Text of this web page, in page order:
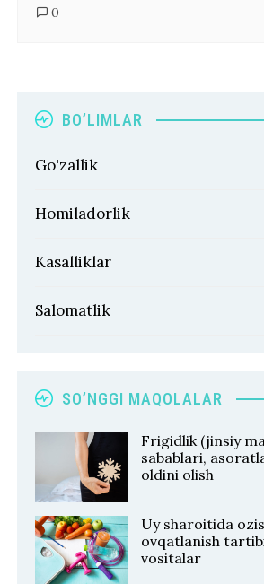
0
BO’LIMLAR
Go'zallik
Homiladorlik
Kasalliklar
Salomatlik
SO’NGGI MAQOLALAR
Frigidlik (jinsiy
sabablari,
oldini olish
Uy sharoitida
ovqatlanish
vositalar